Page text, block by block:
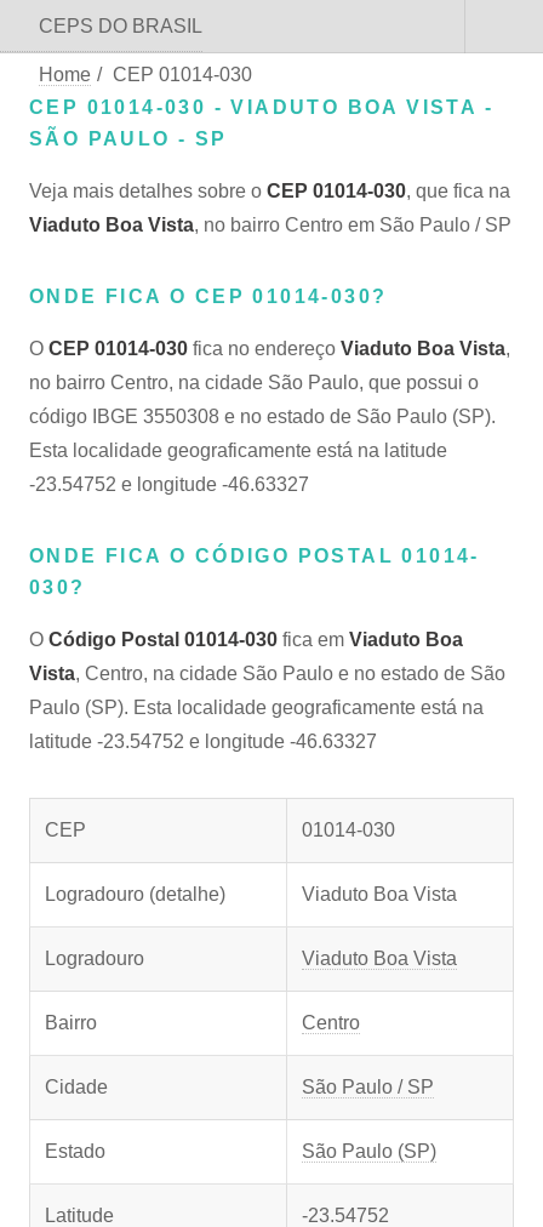
CEPS DO BRASIL
Home / CEP 01014-030
CEP 01014-030 - VIADUTO BOA VISTA -
SÃO PAULO - SP
Veja mais detalhes sobre o CEP 01014-030, que fica na
Viaduto Boa Vista, no bairro Centro em São Paulo / SP
ONDE FICA O CEP 01014-030?
O CEP 01014-030 fica no endereço Viaduto Boa Vista,
no bairro Centro, na cidade São Paulo, que possui o
código IBGE 3550308 e no estado de São Paulo (SP).
Esta localidade geograficamente está na latitude
-23.54752 e longitude -46.63327
ONDE FICA O CÓDIGO POSTAL 01014-
030?
O Código Postal 01014-030 fica em Viaduto Boa
Vista, Centro, na cidade São Paulo e no estado de São
Paulo (SP). Esta localidade geograficamente está na
latitude -23.54752 e longitude -46.63327
CEP 01014-030
Logradouro (detalhe) Viaduto Boa Vista
Logradouro Viaduto Boa Vista
Bairro Centro
Cidade São Paulo / SP
Estado São Paulo (SP)
Latitude -23.54752